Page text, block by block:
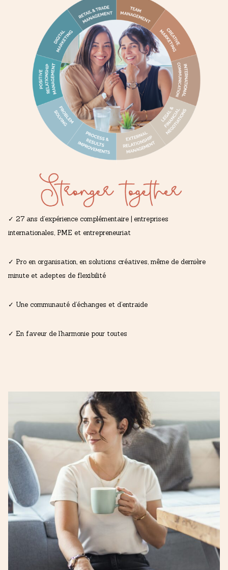
✓ 27 ans d’expérience complémentaire | entreprises
internationales, PME et entrepreneuriat
✓ Pro en organisation, en solutions créatives, même de dernière
minute et adeptes de flexibilité
✓ Une communauté d’échanges et d’entraide
✓ En faveur de l’harmonie pour toutes